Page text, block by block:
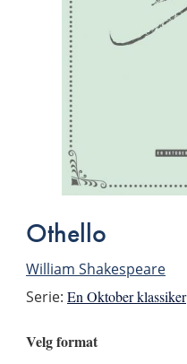
Othello
William Shakespeare
Serie: En Oktober klassiker
Velg format